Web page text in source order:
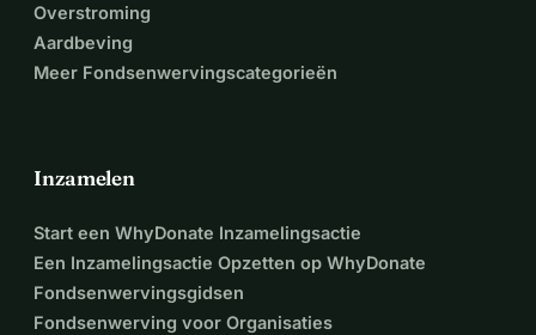
Overstroming
Aardbeving
Meer Fondsenwervingscategorieën
Inzamelen
Start een WhyDonate Inzamelingsactie
Een Inzamelingsactie Opzetten op WhyDonate
Fondsenwervingsgidsen
Fondsenwerving voor Organisaties